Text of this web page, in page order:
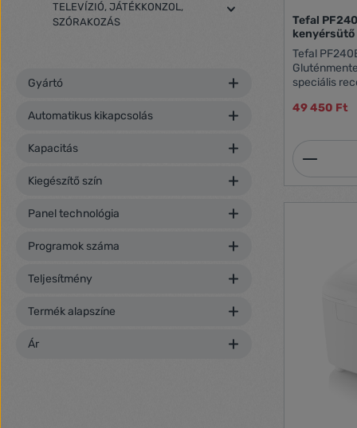
TELEVÍZIÓ, JÁTÉKKONZOL,
SZÓRAKOZÁS
Gyártó
Automatikus kikapcsolás
Kapacitás
Kiegészítő szín
Panel technológia
Programok száma
Teljesítmény
Termék alapszíne
Ár
Tefal
kenyérsütő
Tefal
speciális
automata
beállítás
indítás:
óra20
49 450 Ft